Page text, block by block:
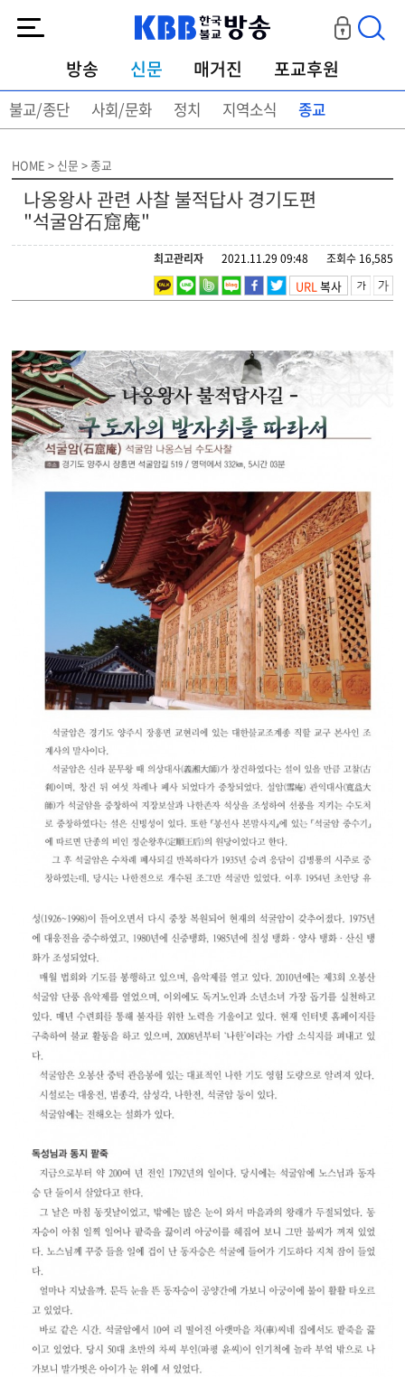
방송 신문 매거진 포교후원
불교/종단 사회/문화 정치 지역소식 종교
HOME > 신문 > 종교
나옹왕사 관련 사찰 불적답사 경기도편
"석굴암石窟庵"
조회수 16,585
2021.11.29 09:48
최고관리자
URL복사